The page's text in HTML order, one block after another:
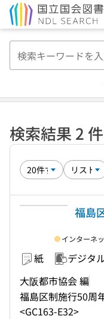
検索結果 2 件
福島
紙 デジタ
大阪都市協会 編
福島区制施行50周
<GC163-E32>
インターネ